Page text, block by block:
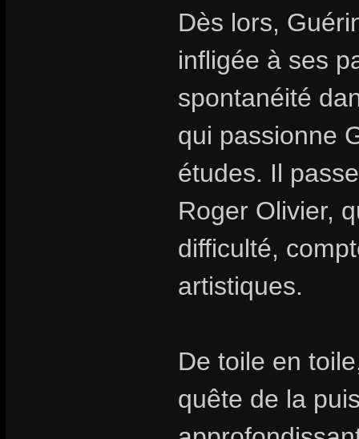
Dès lors,
infligée à ses
spontanéité
qui passionne
études. Il
Roger Olivier,
difficulté,
artistiques.
De toile en
quête de la